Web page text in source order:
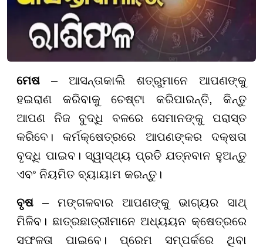
ମେଷ – ଆସନ୍ତାକାଲି ଶତ୍ରୁମାନେ ଆପଣଙ୍କୁ
ହଇରାଣ କରିବାକୁ ଚେଷ୍ଟା କରିପାରନ୍ତି, କିନ୍ତୁ
ଆପଣ ନିଜ ବୁଦ୍ଧି ବଳରେ ସେମାନଙ୍କୁ ପରାସ୍ତ
କରିବେ। କର୍ମକ୍ଷେତ୍ରରେ ଆପଣଙ୍କର ଦକ୍ଷତା
ବୃଦ୍ଧି ପାଇବ। ସ୍ୱାସ୍ଥ୍ୟ ପ୍ରତି ଯତ୍ନବାନ ହୁଅନ୍ତୁ
ଏବଂ ନିୟମିତ ବ୍ୟାୟାମ କରନ୍ତୁ।
ବୃଷ – ମଙ୍ଗଳବାର ଆପଣଙ୍କୁ ଭାଗ୍ୟର ସାଥ୍
ମିଳିବ। ଛାତ୍ରଛାତ୍ରୀମାନେ ଅଧ୍ୟୟନ କ୍ଷେତ୍ରରେ
ସଫଳତା ପାଇବେ। ପ୍ରେମ ସମ୍ପର୍କରେ ଥିବା